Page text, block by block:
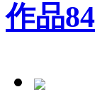
作品84